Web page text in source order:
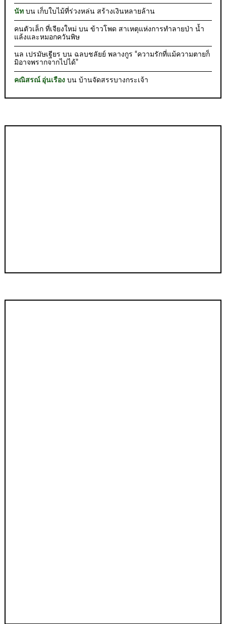
นัท บน เก็บใบไม้ที่ร่วงหล่น สร้างเงินหลายล้าน
คนตัวเล็ก ที่เจียงใหม่ บนข้าวโพด สาเหตุแห่งการทำลายป่า น้ำ
แล้งและหมอกควันพิษ
นล เปรมัษเฐียร บน ฉลบชลัยย์ พลางกูร “ความรักที่แม้ความตายก็
มิอาจพรากจากไปได้”
คณิสรณ์ อุ่นเรือง บนบ้านจัดสรรบางกระเจ้า